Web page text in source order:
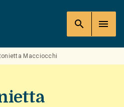
search menu
Macciocchi